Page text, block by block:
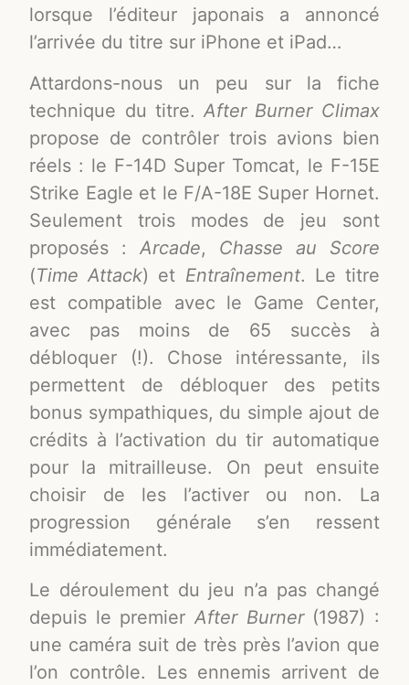
lorsque l’éditeur japonais a annoncé
l’arrivée du titre sur iPhone et iPad…
Attardons-nous un peu sur la fiche
technique du titre.After Burner Climax
propose de contrôler trois avions bien
réels : le F-14D Super Tomcat, le F-15E
Strike Eagle et le F/A-18E Super Hornet.
Seulement trois modes de jeu sont
proposés :Arcade, Chasse au Score
(Time Attack) et Entraînement. Le titre
est compatible avec le Game Center,
avec pas moins de 65 succès à
débloquer (!). Chose intéressante, ils
permettent de débloquer des petits
bonus sympathiques, du simple ajout de
crédits à l’activation du tir automatique
pour la mitrailleuse. On peut ensuite
choisir de les l’activer ou non. La
progression générale s’en ressent
immédiatement.
Le déroulement du jeu n’a pas changé
depuis le premier After Burner(1987) :
une caméra suit de très près l’avion que
l’on contrôle. Les ennemis arrivent de